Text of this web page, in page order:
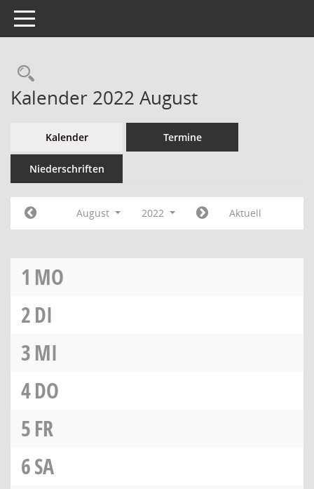
Toggle navigation
Kalender 2022 August
Kalender Termine
Niederschriften
August 2022 Aktuell
1 MO
2DI
3MI
4DO
5FR
6SA